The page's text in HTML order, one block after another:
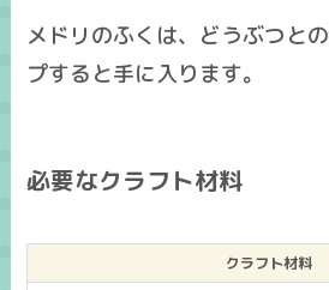
メドリのふくは、どうぶつとの
プすると手に入ります。
必要なクラフト材料
クラフト材料